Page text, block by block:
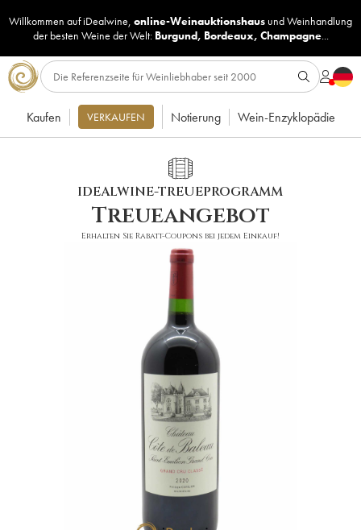
Willkommen auf iDealwine, online-Weinauktionshaus undWeinhandlung
der besten Weine der Welt: Burgund, Bordeaux, Champagne...
Kaufen VERKAUFEN Notierung Wein-Enzyklopädie
IDEALWINE-TREUEPROGRAMM
Treueangebot
Erhalten Sie Rabatt-Coupons bei jedem Einkauf!